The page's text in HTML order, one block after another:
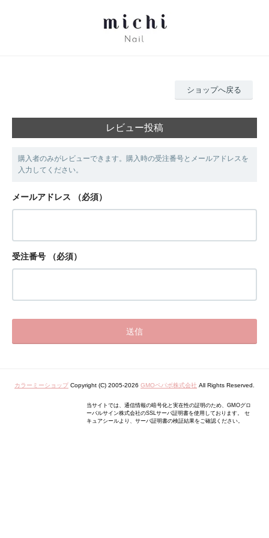
ショップへ戻る
レビュー投稿
購入者のみがレビューできます。購入時の受注番号とメールアドレスを
入力してください。
メールアドレス （必須）
受注番号 （必須）
カラーミーショップ Copyright (C) 2005-2026 GMOペパボ株式会社 All Rights Reserved.
当サイトでは、通信情報の暗号化と実在性の証明のため、GMOグロ
ーバルサイン株式会社のSSLサーバ証明書を使用しております。 セ
キュアシールより、サーバ証明書の検証結果をご確認ください。